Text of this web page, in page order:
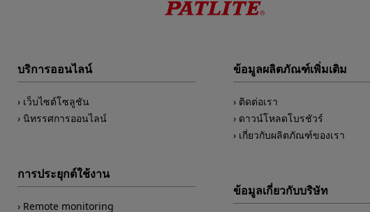
บริการออนไลน์
เว็บไซต์โซลูชัน
นิทรรศการออนไลน์
การประยุกต์ใช้งาน
Remote monitoring
ข้อมูลผลิตภัณฑ์เพิ่มเติม
ติดต่อเรา
ดาวน์โหลดโบรชัวร์
เกี่ยวกับผลิตภัณฑ์ของเรา
ข้อมูลเกี่ยวกับบริษัท